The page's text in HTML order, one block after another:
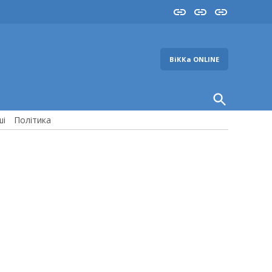
InstaYouTube
FB
ВіККа ONLINE
Open
Search
Політика